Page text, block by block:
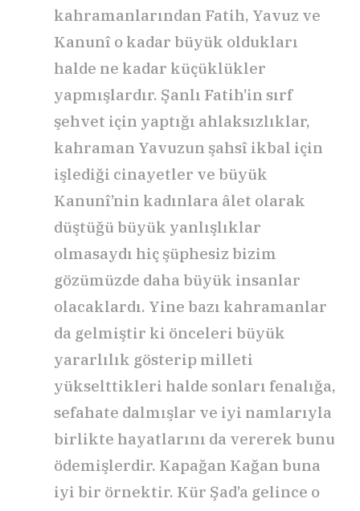
kahramanlarından Fatih, Yavuz ve
Kanunî o kadar büyük oldukları
halde ne kadar küçüklükler
yapmışlardır. Şanlı Fatih’in sırf
şehvet için yaptığı ahlaksızlıklar,
kahraman Yavuzun şahsî ikbal için
işlediği cinayetler ve büyük
Kanunî’nin kadınlara âlet olarak
düştüğü büyük yanlışlıklar
olmasaydı hiç şüphesiz bizim
gözümüzde daha büyük insanlar
olacaklardı. Yine bazı kahramanlar
da gelmiştir ki önceleri büyük
yararlılık gösterip milleti
yükselttikleri halde sonları fenalığa,
sefahate dalmışlar ve iyi namlarıyla
birlikte hayatlarını da vererek bunu
ödemişlerdir. Kapağan Kağan buna
iyi bir örnektir. Kür Şad’a gelince o